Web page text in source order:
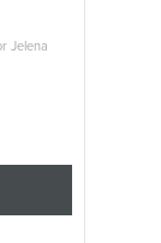
Jelena